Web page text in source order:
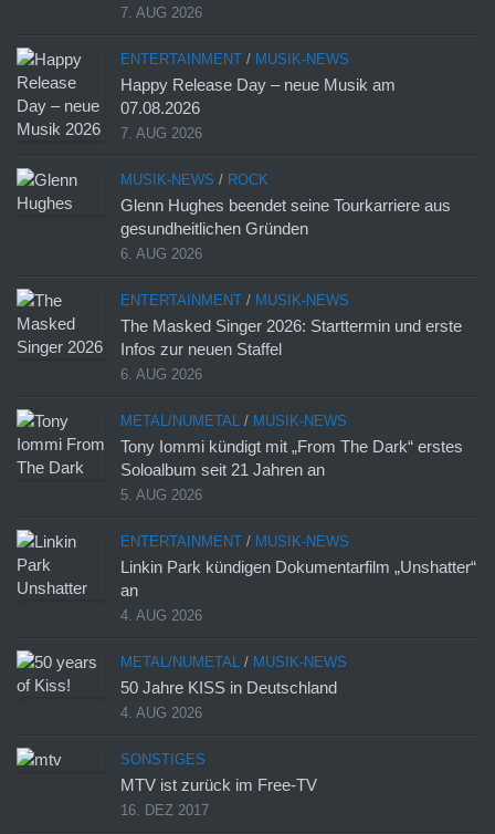
7. AUG 2026
ENTERTAINMENT / MUSIK-NEWS
Happy Release Day – neue Musik am
07.08.2026
7. AUG 2026
MUSIK-NEWS / ROCK
Glenn Hughes beendet seine Tourkarriere aus
gesundheitlichen Gründen
6. AUG 2026
ENTERTAINMENT / MUSIK-NEWS
The Masked Singer 2026: Starttermin und erste
Infos zur neuen Staffel
6. AUG 2026
METAL/NUMETAL / MUSIK-NEWS
Tony Iommi kündigt mit „From The Dark“ erstes
Soloalbum seit 21 Jahren an
5. AUG 2026
ENTERTAINMENT / MUSIK-NEWS
Linkin Park kündigen Dokumentarfilm „Unshatter“
an
4. AUG 2026
METAL/NUMETAL / MUSIK-NEWS
50 Jahre KISS in Deutschland
4. AUG 2026
SONSTIGES
MTV ist zurück im Free-TV
16. DEZ 2017